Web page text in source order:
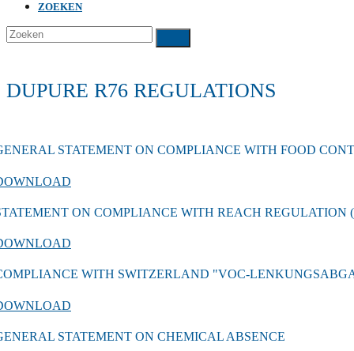
ZOEKEN
Zoeken
Verzenden
DUPURE R76 REGULATIONS
STATEMENT ON COMPLIANCE WITH FOOD
ON COMPLIANCE WITH REACH REGULATION
WITH SWITZERLAND "VOC-
STATEMENT ON CHEMICAL ABSENCE